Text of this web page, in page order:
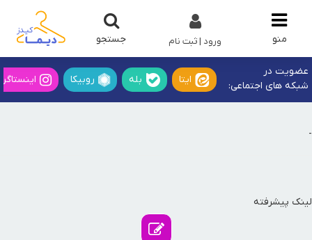
منو جستجو ورود | ثبت نام
عضویت در
شبکه های اجتماعی:
ایتا بله روبیکا
-
لینک پیشرفته